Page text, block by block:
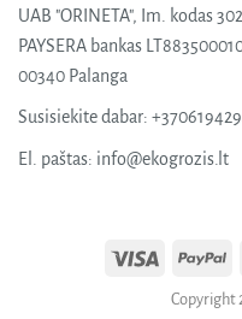
UAB "ORINETA", Im. kodas
PAYSERA bankas
00340 Palanga
Susisiekite dabar:
El. paštas: info@ekogrozis.lt
Visa
Copyright